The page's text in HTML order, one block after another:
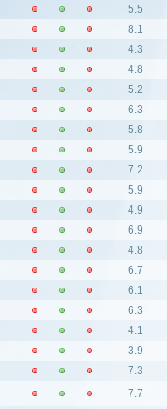
5.5
8.1
4.3
4.8
5.2
6.3
5.8
5.9
7.2
5.9
4.9
6.9
4.8
6.7
6.1
6.3
4.1
3.9
7.3
7.7